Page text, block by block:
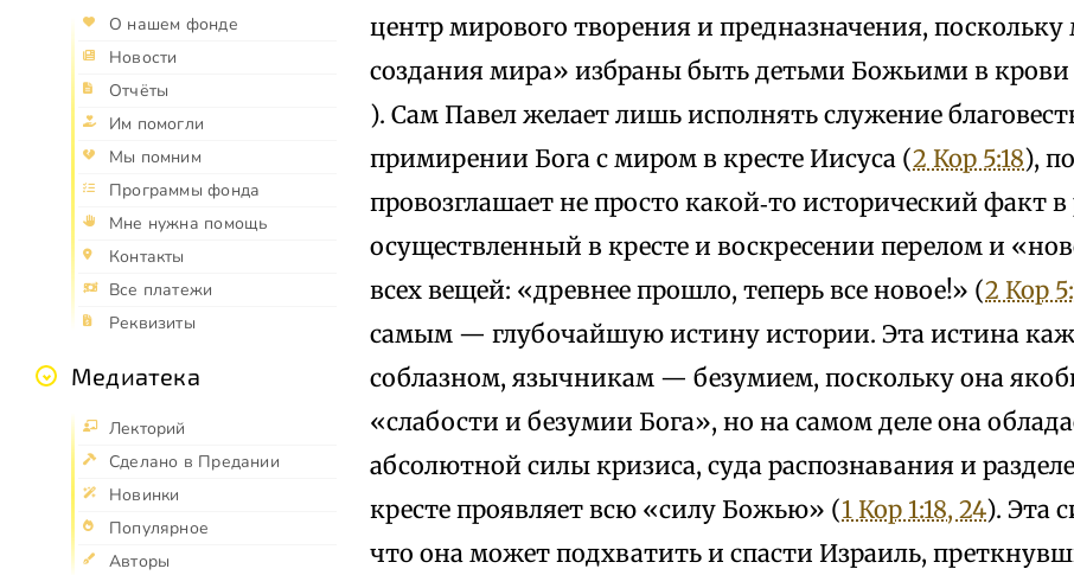
О нашем фонде
Новости
Отчёты
Им помогли
Мы помним
Программы фонда
Мне нужна помощь
Контакты
Все платежи
Реквизиты
Медиатека
Лекторий
Сделано в Предании
Новинки
Популярное
Авторы
центр мирового творения и предназначения,
создания мира» избраны быть детьми Божьими в крови
). Сам Павел желает лишь исполнять служение
примирении Бога с миром в кресте Иисуса (2 Кор 5:18),
провозглашает не просто какой‑то исторический факт
осуществленный в кресте и воскресении перелом и
всех вещей: «древнее прошло, теперь все новое!» (2 Кор
самым — глубочайшую истину истории. Эта истина
соблазном, язычникам — безумием, поскольку она
«слабости и безумии Бога», но на самом деле она
абсолютной силы кризиса, суда распознавания и
кресте проявляет всю «силу Божью» (1 Кор 1:18, 24). Эта
что она может подхватить и спасти Израиль,